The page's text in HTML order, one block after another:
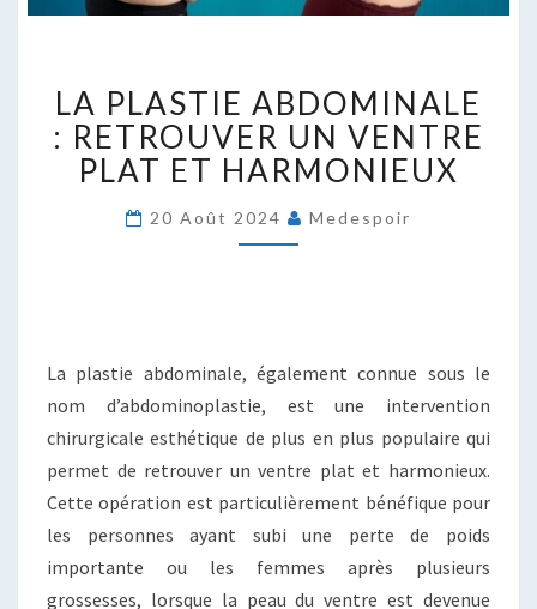
PLASTIE
ABDOMINALE
:
RETROUVER
UN
VENTRE
LA PLASTIE ABDOMINALE
: RETROUVER UN VENTRE
PLAT ET HARMONIEUX
20 Août 2024 Medespoir
La plastie abdominale, également connue sous le
nom d’abdominoplastie, est une intervention
chirurgicale esthétique de plus en plus populaire qui
permet de retrouver un ventre plat et harmonieux.
Cette opération est particulièrement bénéfique pour
les personnes ayant subi une perte de poids
importante ou les femmes après plusieurs
grossesses, lorsque la peau du ventre est devenue